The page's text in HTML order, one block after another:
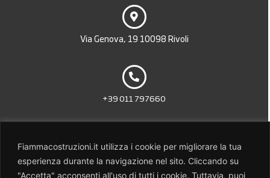
Fiammacostruzioni.it utilizza i cookie per migliorare la tua
esperienza durante la navigazione nel sito. Cliccando su
"Accetta" acconsenti all'uso di tutti i cookie. Tuttavia, puoi
Via Genova, 19 10098 Rivoli
+39 011 797660
info@fiammasrl.it